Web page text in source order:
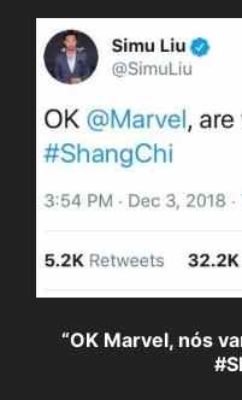
“OK Marvel, nós